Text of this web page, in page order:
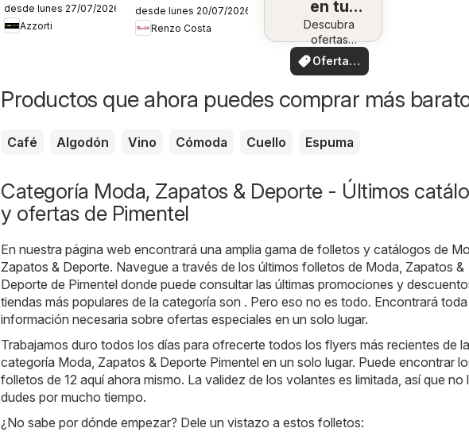
catálogo -
Campaña 12
desde lunes 27/07/2026
Azzorti
catálogo
desde lunes 20/07/2026
Renzo Costa
en tu
zona
Descubra
ofertas
especiales
Ofertas
locales
Productos que ahora puedes comprar más
Café Algodón Vino Cómoda Cuello Espuma
Categoría Moda, Zapatos & Deporte - Últimos
y ofertas de Pimentel
En nuestra página web encontrará una amplia gama de folletos y catálogos de
Zapatos & Deporte. Navegue a través de los últimos folletos de Moda, Zapatos &
Deporte de Pimentel donde puede consultar las últimas promociones y
tiendas más populares de la categoría son . Pero eso no es todo. Encontrará toda
información necesaria sobre ofertas especiales en un solo lugar.
Trabajamos duro todos los días para ofrecerte todos los flyers más recientes de la
categoría Moda, Zapatos & Deporte Pimentel en un solo lugar. Puede encontrar
folletos de 12 aquí ahora mismo. La validez de los volantes es limitada, así que no
dudes por mucho tiempo.
¿No sabe por dónde empezar? Dele un vistazo a estos folletos: